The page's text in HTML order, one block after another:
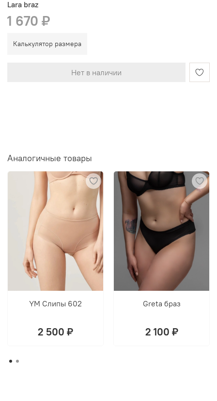
Lara braz
1 670 ₽
Калькулятор размера
Нет в наличии
Аналогичные товары
YM Слипы 602
2 500 ₽
Greta браз
2 100 ₽